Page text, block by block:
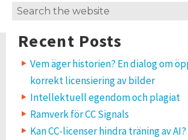
Search
Recent Posts
Vem äger historien? En dialog om
korrekt licensiering av bilder
Intellektuell egendom och plagiat
Ramverk för CC Signals
Kan CC-licenser hindra träning av AI?